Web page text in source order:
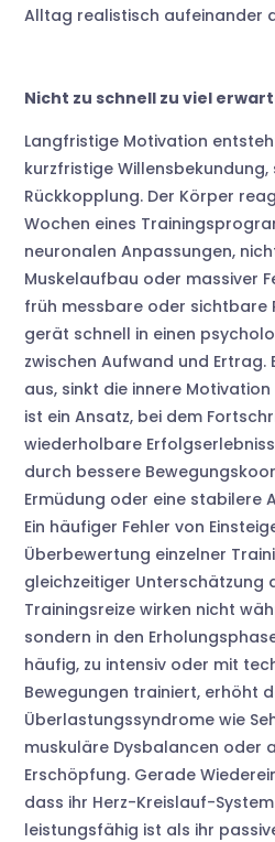
Alltag realistisch aufeinander
Nicht zu schnell zu viel
Langfristige Motivation
kurzfristige
Rückkopplung. Der Körper
Wochen eines
neuronalen Anpassungen,
Muskelaufbau oder massiver
früh messbare oder sichtbare
gerät schnell in einen
zwischen Aufwand und Ertrag.
aus, sinkt die innere
ist ein Ansatz, bei dem
wiederholbare
durch bessere
Ermüdung oder eine stabilere
Ein häufiger Fehler von
Überbewertung einzelner
gleichzeitiger Unterschätzung
Trainingsreize wirken nicht
sondern in den
häufig, zu intensiv oder mit
Bewegungen trainiert, erhöht
Überlastungssyndrome wie
muskuläre Dysbalancen oder
Erschöpfung. Gerade
dass ihr Herz-Kreislauf-
leistungsfähig ist als ihr